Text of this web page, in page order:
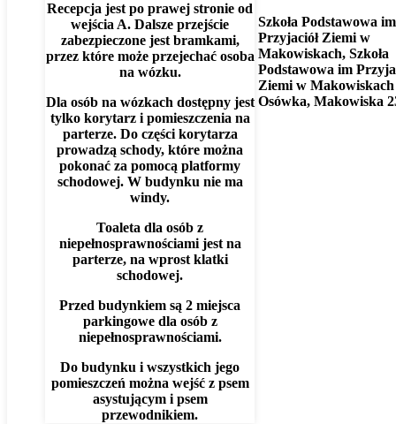
Recepcja jest po prawej stronie od
wejścia A. Dalsze przejście
zabezpieczone jest bramkami,
przez które może przejechać osoba
na wózku.
Dla osób na wózkach dostępny jest
tylko korytarz i pomieszczenia na
parterze. Do części korytarza
prowadzą schody, które można
pokonać za pomocą platformy
schodowej. W budynku nie ma
windy.
Toaleta dla osób z
niepełnosprawnościami jest na
parterze, na wprost klatki
schodowej.
Przed budynkiem są 2 miejsca
parkingowe dla osób z
niepełnosprawnościami.
Do budynku i wszystkich jego
pomieszczeń można wejść z psem
asystującym i psem
przewodnikiem.
Szkoła Podstawowa
Przyjaciół Ziemi w
Makowiskach, Szkoła
Podstawowa im
Ziemi w Makowiskach
Osówka, Makowiska